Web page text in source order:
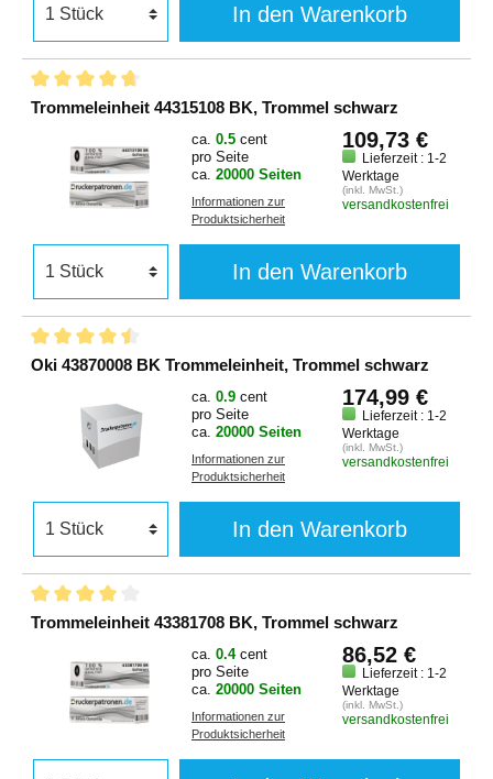
In den Warenkorb
Trommeleinheit 44315108 BK, Trommel schwarz
ca. 0.5 cent
pro Seite
ca. 20000 Seiten
Informationen zur
Produktsicherheit
109,73 €
Lieferzeit : 1-2
Werktage
(inkl. MwSt.)
versandkostenfrei
In den Warenkorb
Oki 43870008 BK Trommeleinheit, Trommel schwarz
ca. 0.9 cent
pro Seite
ca. 20000 Seiten
Informationen zur
Produktsicherheit
174,99 €
Lieferzeit : 1-2
Werktage
(inkl. MwSt.)
versandkostenfrei
In den Warenkorb
Trommeleinheit 43381708 BK, Trommel schwarz
ca. 0.4 cent
pro Seite
ca. 20000 Seiten
Informationen zur
Produktsicherheit
86,52 €
Lieferzeit : 1-2
Werktage
(inkl. MwSt.)
versandkostenfrei